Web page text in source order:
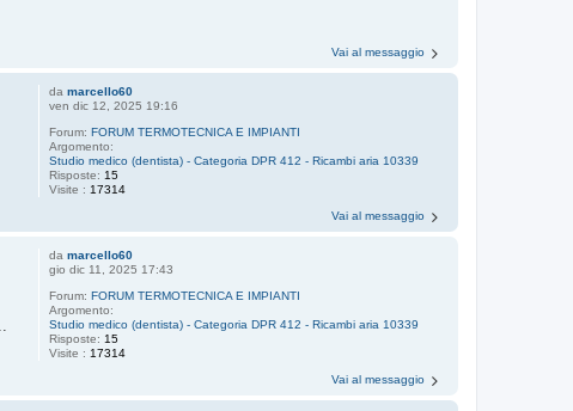
Vai al messaggio
damarcello60
ven dic 12, 2025 19:16
Forum:FORUM TERMOTECNICA E IMPIANTI
Argomento:
Studio medico (dentista) - Categoria DPR 412 - Ricambi aria 10339
Risposte: 15
Visite : 17314
Vai al messaggio
damarcello60
gio dic 11, 2025 17:43
Forum:FORUM TERMOTECNICA E IMPIANTI
Argomento:
Studio medico (dentista) - Categoria DPR 412 - Ricambi aria 10339
Risposte: 15
Visite : 17314
Vai al messaggio